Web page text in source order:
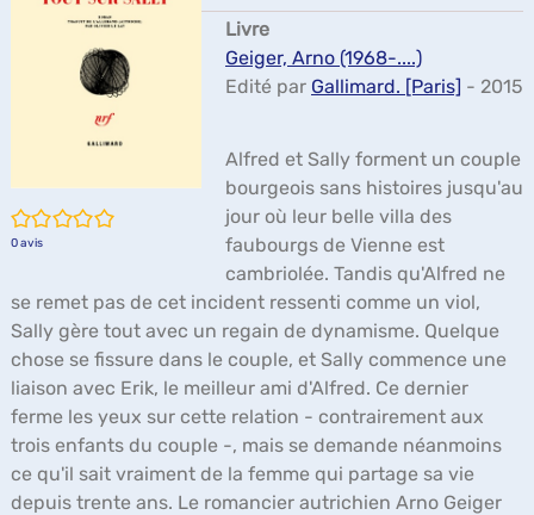
/5
0avis
Livre
Geiger, Arno (1968-....)
Edité par Gallimard. [Paris] - 2015
Alfred et Sally forment un couple
bourgeois sans histoires jusqu'au
jour où leur belle villa des
faubourgs de Vienne est
cambriolée. Tandis qu'Alfred ne
se remet pas de cet incident ressenti comme un viol,
Sally gère tout avec un regain de dynamisme. Quelque
chose se fissure dans le couple, et Sally commence une
liaison avec Erik, le meilleur ami d'Alfred. Ce dernier
ferme les yeux sur cette relation - contrairement aux
trois enfants du couple -, mais se demande néanmoins
ce qu'il sait vraiment de la femme qui partage sa vie
depuis trente ans. Le romancier autrichien Arno Geiger